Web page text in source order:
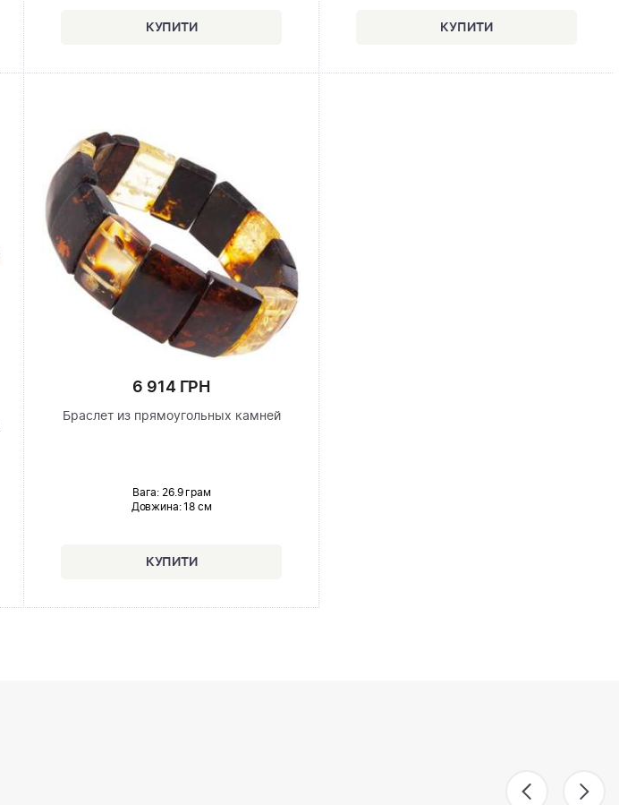
6 914 ГРН
Браслет из прямоугольных камней
Вага: 26.9 грам
Довжина:18 см